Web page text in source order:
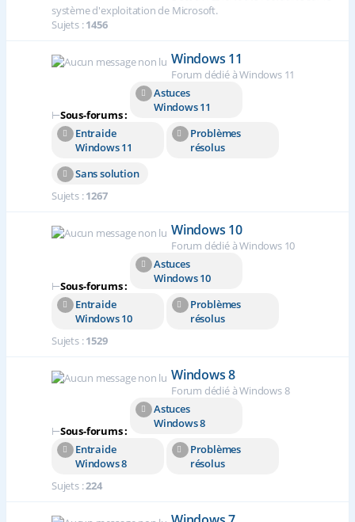
système d'exploitation de Microsoft.
Sujets :1456
Windows 11
Forum dédié à Windows 11
⊢Sous-forums :
Astuces
Windows 11
Entraide
Windows 11
Problèmes
résolus
Sans solution
Sujets :1267
Windows 10
Forum dédié à Windows 10
⊢Sous-forums :
Astuces
Windows 10
Entraide
Windows 10
Problèmes
résolus
Sujets :1529
Windows 8
Forum dédié à Windows 8
⊢Sous-forums :
Astuces
Windows 8
Entraide
Windows 8
Problèmes
résolus
Sujets :224